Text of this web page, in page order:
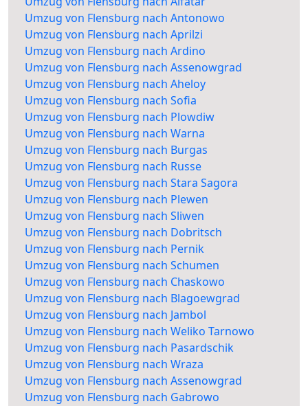
Umzug von Flensburg nach Antonowo
Umzug von Flensburg nach Aprilzi
Umzug von Flensburg nach Ardino
Umzug von Flensburg nach Assenowgrad
Umzug von Flensburg nach Aheloy
Umzug von Flensburg nach Sofia
Umzug von Flensburg nach Plowdiw
Umzug von Flensburg nach Warna
Umzug von Flensburg nach Burgas
Umzug von Flensburg nach Russe
Umzug von Flensburg nach Stara Sagora
Umzug von Flensburg nach Plewen
Umzug von Flensburg nach Sliwen
Umzug von Flensburg nach Dobritsch
Umzug von Flensburg nach Pernik
Umzug von Flensburg nach Schumen
Umzug von Flensburg nach Chaskowo
Umzug von Flensburg nach Blagoewgrad
Umzug von Flensburg nach Jambol
Umzug von Flensburg nach Weliko Tarnowo
Umzug von Flensburg nach Pasardschik
Umzug von Flensburg nach Wraza
Umzug von Flensburg nach Assenowgrad
Umzug von Flensburg nach Gabrowo